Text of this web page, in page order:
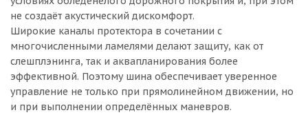
не создаёт акустический дискомфорт.
Широкие каналы протектора в сочетании с
многочисленными ламелями делают защиту, как от
слешплэнинга, так и аквапланирования более
эффективной. Поэтому шина обеспечивает уверенное
управление не только при прямолинейном движении, но
и при выполнении определённых маневров.